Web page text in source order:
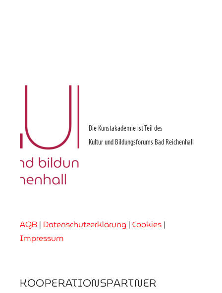
Die Kunstakademie ist Teil des
Kultur und Bildungsforums Bad Reichenhall
AGB | Datenschutzerklärung | Cookies |
Impressum
KOOPERATIONSPARTNER